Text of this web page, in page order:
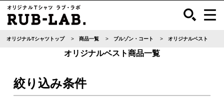
オリジナルTシャツトップ 商品一覧 ブルゾン・コート オリジナルベスト
オリジナルベスト商品一覧
絞り込み条件